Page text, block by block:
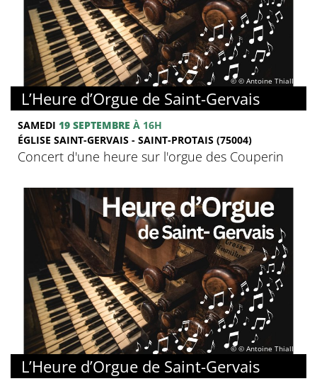
© © Antoine Thiallier
L’Heure d’Orgue de Saint-Gervais
SAMEDI 19 SEPTEMBRE À 16H
ÉGLISE SAINT-GERVAIS - SAINT-PROTAIS (75004)
Concert d'une heure sur l'orgue des Couperin
© © Antoine Thiallier
L’Heure d’Orgue de Saint-Gervais